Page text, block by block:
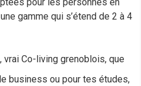
pour les personnes en
gamme qui s’étend de 2 à 4
, vrai Co-living grenoblois, que
business ou pour tes études,